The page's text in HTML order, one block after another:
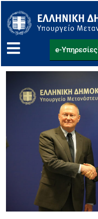
στο
περιεχόμενο
e-Υπηρεσίες